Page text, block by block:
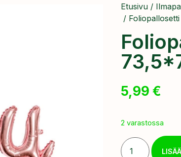
Etusivu /
/
5,99 €
2 varastossa